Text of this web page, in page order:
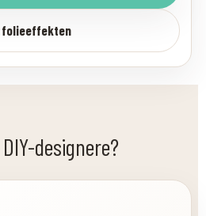
folieeffekten
designere?